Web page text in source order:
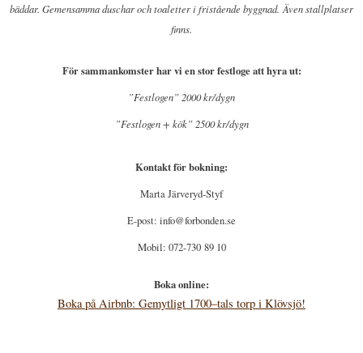
bäddar. Gemensamma duschar och toaletter i fristående byggnad. Även stallplatser
finns.
För sammankomster har vi en stor festloge att hyra ut:
”Festlogen” 2000 kr/dygn
”Festlogen + kök” 2500 kr/dygn
Kontakt för bokning:
Marta Järveryd-Styf
E-post: info@forbonden.se
Mobil: 072-730 89 10
Boka online:
Boka på Airbnb: Gemytligt 1700–tals torp i Klövsjö!